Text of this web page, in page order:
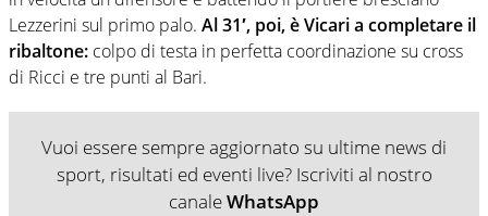
Lezzerini sul primo palo. Al 31′, poi, è Vicari a completare il
ribaltone: colpo di testa in perfetta coordinazione su cross
di Ricci e tre punti al Bari.
Vuoi essere sempre aggiornato su ultime news di
sport, risultati ed eventi live? Iscriviti al nostro
canaleWhatsApp